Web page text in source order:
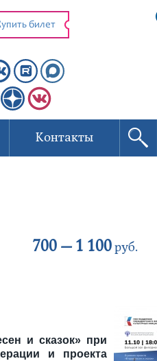
билет
Контакты
700 — 1 100руб.
и сказок» при
и проекта